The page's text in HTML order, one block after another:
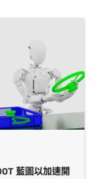
藍圖以加速開